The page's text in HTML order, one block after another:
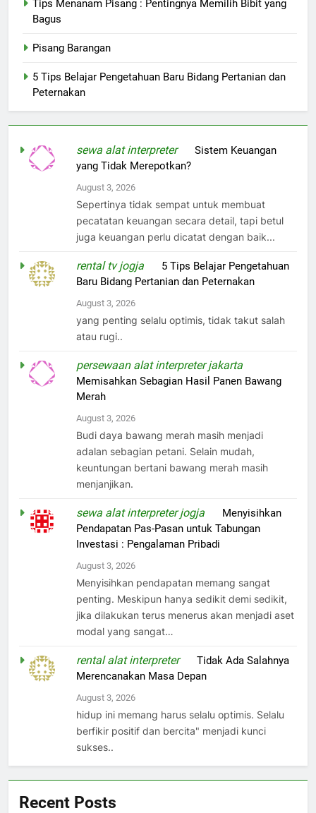
Tips Menanam Pisang : Pentingnya Memilih Bibit yang
Bagus
Pisang Barangan
5 Tips Belajar Pengetahuan Baru Bidang Pertanian dan
Peternakan
sewa alat interpreteronSistem Keuangan
yang Tidak Merepotkan?
August 3, 2026
Sepertinya tidak sempat untuk membuat
pecatatan keuangan secara detail, tapi betul
juga keuangan perlu dicatat dengan baik...
rental tv jogja
5 Tips Belajar Pengetahuan
Baru Bidang Pertanian dan Peternakan
August 3, 2026
yang penting selalu optimis, tidak takut salah
atau rugi..
persewaan alat interpreter jakarta
Memisahkan Sebagian Hasil Panen Bawang
Merah
August 3, 2026
Budi daya bawang merah masih menjadi
adalan sebagian petani. Selain mudah,
keuntungan bertani bawang merah masih
menjanjikan.
sewa alat interpreter jogja
Menyisihkan
Pendapatan Pas-Pasan untuk Tabungan
Investasi : Pengalaman Pribadi
August 3, 2026
Menyisihkan pendapatan memang sangat
penting. Meskipun hanya sedikit demi sedikit,
jika dilakukan terus menerus akan menjadi aset
modal yang sangat…
rental alat interpreteronTidak Ada Salahnya
Merencanakan Masa Depan
August 3, 2026
hidup ini memang harus selalu optimis. Selalu
berfikir positif dan bercita" menjadi kunci
sukses..
Recent Posts